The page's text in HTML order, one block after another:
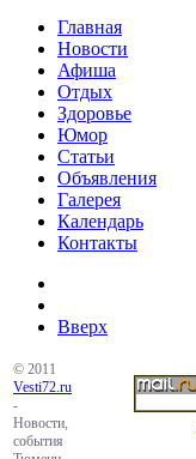
Главная
Новости
Афиша
Отдых
Здоровье
Юмор
Статьи
Объявления
Галерея
Календарь
Контакты
Вверх
© 2011
Vesti72.ru
-
Новости,
события